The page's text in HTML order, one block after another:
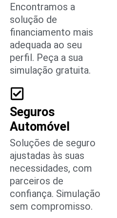
Encontramos a
solução de
financiamento mais
adequada ao seu
perfil. Peça a sua
simulação gratuita.
Seguros
Automóvel
Soluções de seguro
ajustadas às suas
necessidades, com
parceiros de
confiança. Simulação
sem compromisso.